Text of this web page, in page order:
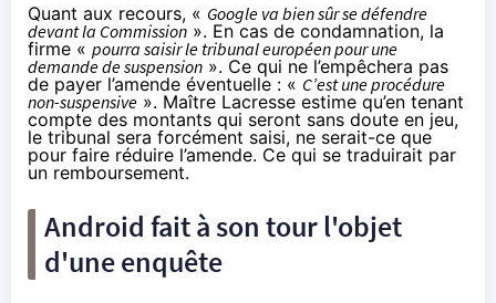
Quant aux recours, « Google va bien sûr se défendre
devant la Commission ». En cas de condamnation, la
firme « pourra saisir le tribunal européen pour une
demande de suspension ». Ce qui ne l’empêchera pas
de payer l’amende éventuelle : « C’est une procédure
non-suspensive ». Maître Lacresse estime qu’en tenant
compte des montants qui seront sans doute en jeu,
le tribunal sera forcément saisi, ne serait-ce que
pour faire réduire l’amende. Ce qui se traduirait par
un remboursement.
Android fait à son tour l'objet
d'une enquête